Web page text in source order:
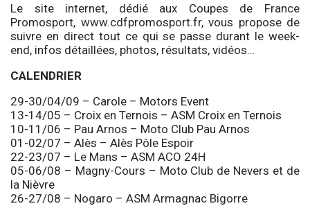
Le site internet, dédié aux Coupes de France
Promosport, www.cdfpromosport.fr, vous propose de
suivre en direct tout ce qui se passe durant le week-
end, infos détaillées, photos, résultats, vidéos…
CALENDRIER
29-30/04/09 – Carole – Motors Event
13-14/05 – Croix en Ternois – ASM Croix en Ternois
10-11/06 – Pau Arnos – Moto Club Pau Arnos
01-02/07 – Alès – Alès Pôle Espoir
22-23/07 – Le Mans – ASM ACO 24H
05-06/08 – Magny-Cours – Moto Club de Nevers et de
la Nièvre
26-27/08 – Nogaro – ASM Armagnac Bigorre